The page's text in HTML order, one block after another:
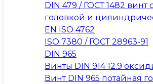
DIN 479 / ГОСТ 1482 винт
головкой и
EN ISO 4762
ISO 7380 / ГОСТ 28963-91
DIN 965
Винты DIN 914 12.9
Винт DIN 965 потайная